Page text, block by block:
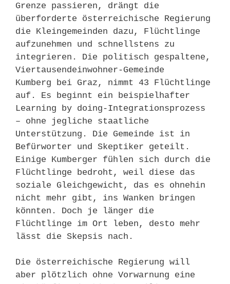
Grenze passieren, drängt die
überforderte österreichische Regierung
die Kleingemeinden dazu, Flüchtlinge
aufzunehmen und schnellstens zu
integrieren. Die politisch gespaltene,
Viertausendeinwohner-Gemeinde
Kumberg bei Graz, nimmt 43 Flüchtlinge
auf. Es beginnt ein beispielhafter
Learning by doing-Integrationsprozess
– ohne jegliche staatliche
Unterstützung. Die Gemeinde ist in
Befürworter und Skeptiker geteilt.
Einige Kumberger fühlen sich durch die
Flüchtlinge bedroht, weil diese das
soziale Gleichgewicht, das es ohnehin
nicht mehr gibt, ins Wanken bringen
könnten. Doch je länger die
Flüchtlinge im Ort leben, desto mehr
lässt die Skepsis nach.
Die österreichische Regierung will
aber plötzlich ohne Vorwarnung eine